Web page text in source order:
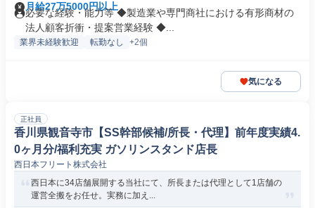
月給27万5000円以上
必要な経験・能力等 ◆製造業や専門商社における有形商材の
法人顧客折衝・提案営業経験 ◆...
業界未経験歓迎 転勤なし +2個
気になる
正社員
香川県観音寺市【SS幹部候補/所長・代理】前年度実績4.
0ヶ月分/福利充実 ガソリンスタンド店長
西日本フリート株式会社
西日本に34店舗展開する当社にて、所長または代理として1店舗の
運営全搬をお任せ。実務に加え...